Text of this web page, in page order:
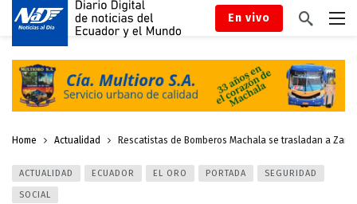
En vivo
Home Actualidad Rescatistas de Bomberos Machala se trasladan a
ACTUALIDAD ECUADOR EL ORO PORTADA SEGURIDAD
SOCIAL